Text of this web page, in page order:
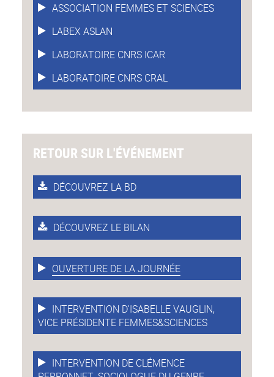
ASSOCIATION FEMMES ET SCIENCES
LABEX ASLAN
LABORATOIRE CNRS ICAR
LABORATOIRE CNRS CRAL
RETOUR SUR L'ÉVÉNEMENT
DÉCOUVREZ LA BD
DÉCOUVREZ LE BILAN
OUVERTURE DE LA JOURNÉE
INTERVENTION D'ISABELLE VAUGLIN,
VICE PRÉSIDENTE FEMMES&SCIENCES
INTERVENTION DE CLÉMENCE